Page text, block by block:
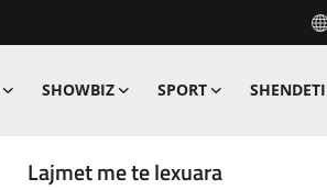
SHOWBIZ SPORT SHENDETI
Lajmet me te lexuara